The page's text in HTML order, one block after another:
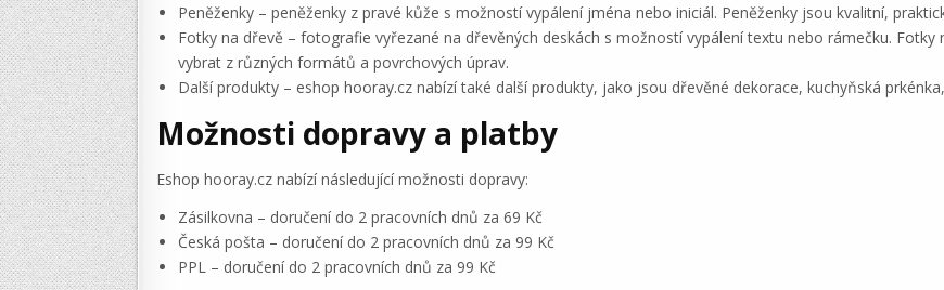
Peněženky – peněženky z pravé kůže s možností vypálení jména nebo iniciál. Peněženky jsou kvalitní,
Fotky na dřevě – fotografie vyřezané na dřevěných deskách s možností vypálení textu nebo rámečku.
vybrat z různých formátů a povrchových úprav.
Další produkty – eshop hooray.cz nabízí také další produkty, jako jsou dřevěné dekorace, kuchyňská
Možnosti dopravy a platby
Eshop hooray.cz nabízí následující možnosti dopravy:
Zásilkovna – doručení do 2 pracovních dnů za 69 Kč
Česká pošta – doručení do 2 pracovních dnů za 99 Kč
PPL – doručení do 2 pracovních dnů za 99 Kč